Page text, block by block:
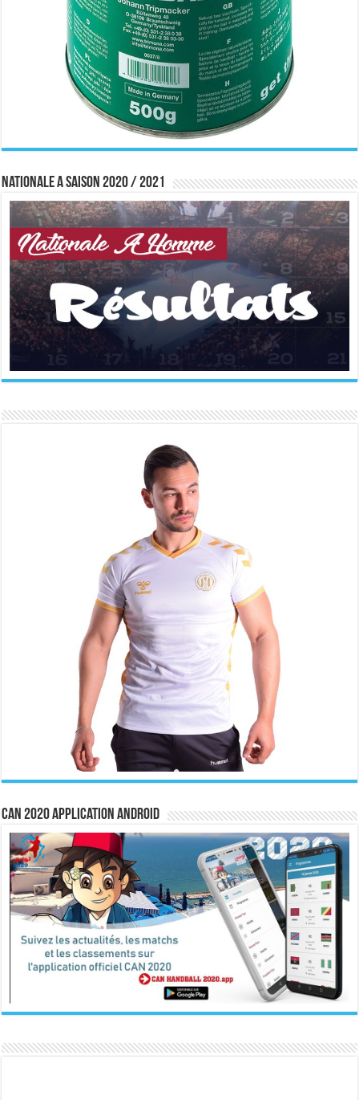
Nationale A saison 2020 / 2021
CAN 2020 Application Android